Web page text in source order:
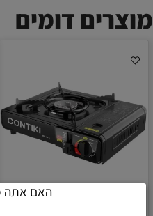
מוצרים דומים
האם אתה